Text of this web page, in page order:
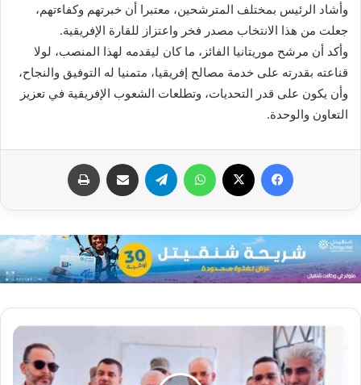
وأشاد الرئيس بمختلف المترشحين، معتبرا أن خبرتهم وكفاءتهم،
جعلت من هذا الانتخاب مصدر فخر واعتزاز للقارة الإفريقية.
وأكد أن مرشح موريتانيا الفائز، ما كان ليقدمه لهذا المنصب، لولا
قناعته بقدرته على خدمة مصالح إفريقيا، متمنيا له التوفيق والنجاح،
وأن يكون على قدر التحديات، وتطلعات الشعوب الإفريقية في تعزيز
التعاون والوحدة.
فيسبوك واتساب تيلقرام مشاركة عبر البريد